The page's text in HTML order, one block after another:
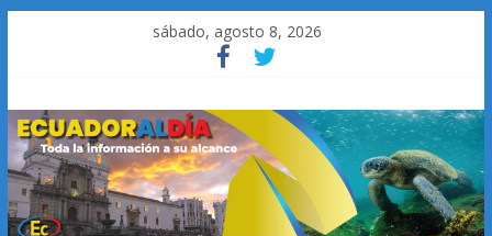
sábado, agosto 8, 2026